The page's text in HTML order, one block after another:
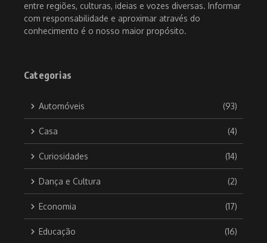
entre regiões, culturas, ideias e vozes diversas. Informar
com responsabilidade e aproximar através do
conhecimento é o nosso maior propósito.
Categorias
Automóveis (93)
Casa (4)
Curiosidades (14)
Dança e Cultura (2)
Economia (17)
Educação (16)